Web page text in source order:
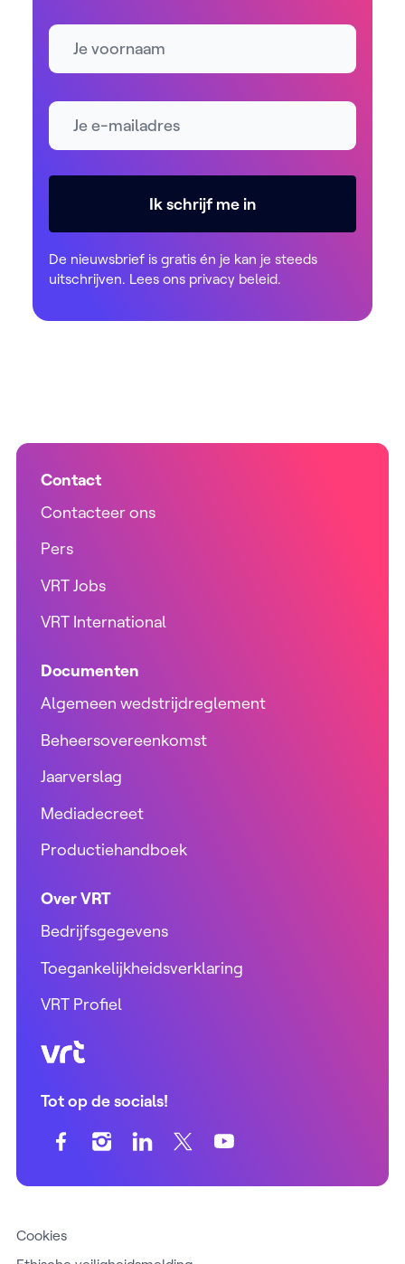
Naam
E-mailadres *
Ik schrijf me in
De nieuwsbrief is gratis én je kan je steeds
uitschrijven. Lees ons privacy beleid.
Contact
Contacteer ons
Pers
VRT Jobs
VRT International
Documenten
Algemeen wedstrijdreglement
Beheersovereenkomst
Jaarverslag
Mediadecreet
Productiehandboek
Over VRT
Bedrijfsgegevens
Toegankelijkheidsverklaring
VRT Profiel
VRT (home)
Tot op de socials!
Cookies